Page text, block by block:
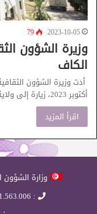
2023-10-05
79
وزيرة الشؤون
الكاف
أكتوبر 2023، زيارة إلى ولاية الكاف اطلعت خلالها على…
اقرأ المزيد
وزارة الشؤون الثقافية |
: 71.563.006